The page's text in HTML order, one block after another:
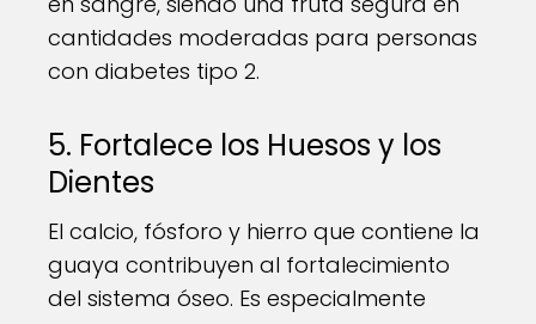
cantidades moderadas para personas
con diabetes tipo 2.
5. Fortalece los Huesos y los
Dientes
El calcio, fósforo y hierro que contiene la
guaya contribuyen al fortalecimiento
del sistema óseo. Es especialmente